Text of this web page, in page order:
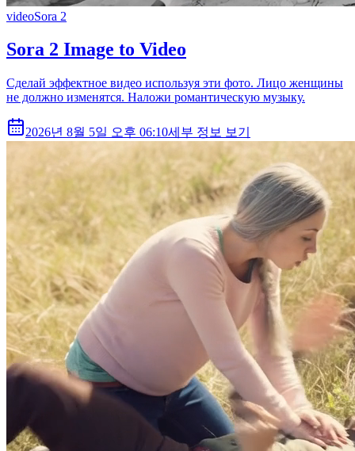
videoSora 2
Sora 2 Image to Video
Сделай эффектное видео используя эти фото. Лицо женщины
не должно изменятся. Наложи романтическую музыку.
2026년 8월 5일 오후 06:10세부 정보 보기